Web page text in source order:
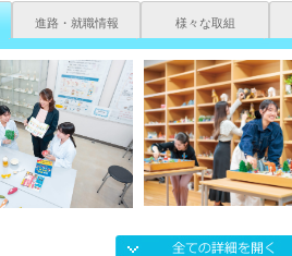
進路・就職情報 様々な取組